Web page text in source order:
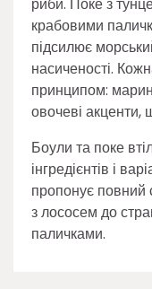
крабовими
підсилює
насиченості.
принципом:
овочеві
Боули та поке
інгредієнтів і
пропонує повний
з лососем до
паличками.